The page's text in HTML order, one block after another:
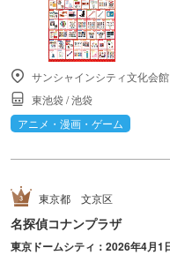
サンシャインシティ文化会館
東池袋/池袋
アニメ・漫画・ゲーム
東京都 文京区
名探偵コナンプラザ